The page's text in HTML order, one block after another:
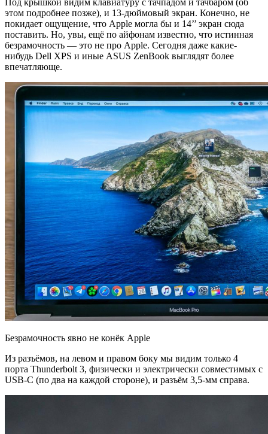
этом подробнее позже), и 13-дюймовый экран. Конечно, не
покидает ощущение, что Apple могла бы и 14’’ экран сюда
поставить. Но, увы, ещё по айфонам известно, что истинная
безрамочность — это не про Apple. Сегодня даже какие-
нибудь Dell XPS и иные ASUS ZenBook выглядят более
впечатляюще.
Безрамочность явно не конёк Apple
Из разъёмов, на левом и правом боку мы видим только 4
порта Thunderbolt 3, физически и электрически совместимых с
USB-C (по два на каждой стороне), и разъём 3,5-мм справа.